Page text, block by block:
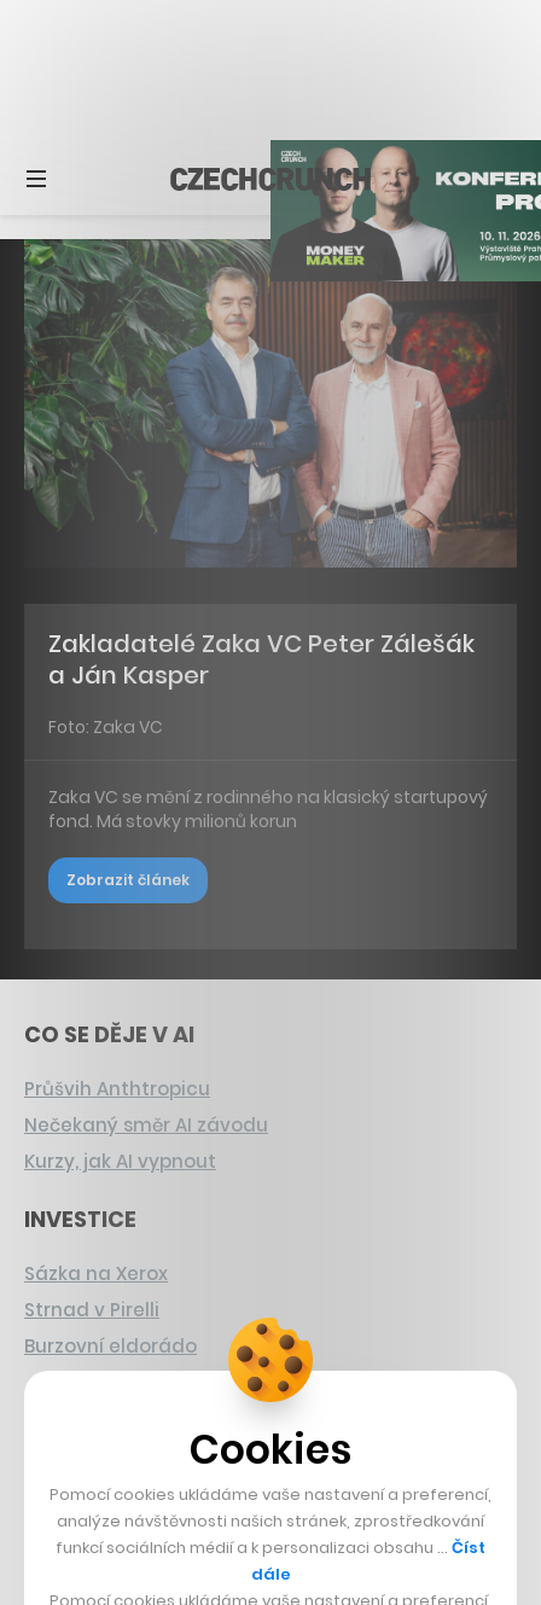
Zakladatelé Zaka VC Peter Zálešák
a Ján Kasper
Foto: Zaka VC
Zaka VC se mění z rodinného na klasický startupový
fond. Má stovky milionů korun
Zobrazit článek
CO SE DĚJE V AI
Průšvih Anthtropicu
Nečekaný směr AI závodu
Kurzy, jak AI vypnout
INVESTICE
Sázka na Xerox
Strnad v Pirelli
Burzovní eldorádo
Boční projekt, co se zvrtnul
Francouzský šéfkuchař na Šumavě
Dva golfisti, co pečou
DESIGN
Cookies
Pomocí cookies ukládáme vaše nastavení a preferencí,
analýze návštěvnosti našich stránek, zprostředkování
funkcí sociálních médií a k personalizaci obsahu … Číst
dále